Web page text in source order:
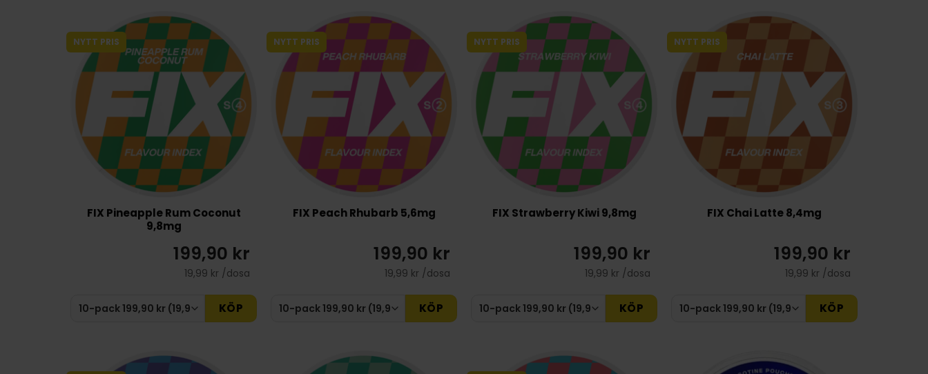
NYTT PRIS
FIX Pineapple Rum Coconut
9,8mg
199,90 kr
19,99 kr /dosa
KÖP
NYTT PRIS
FIX Peach Rhubarb 5,6mg
199,90 kr
19,99 kr /dosa
KÖP
NYTT PRIS
FIX Strawberry Kiwi 9,8mg
199,90 kr
19,99 kr /dosa
KÖP
NYTT PRIS
FIX Chai Latte 8,4mg
199,90 kr
19,99 kr /dosa
KÖP